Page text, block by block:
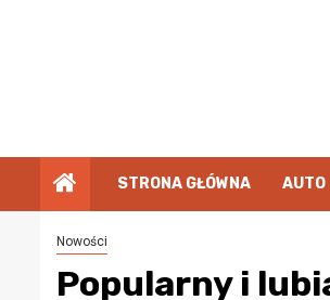
STRONA GŁÓWNA AUTO
Nowości
Popularny i